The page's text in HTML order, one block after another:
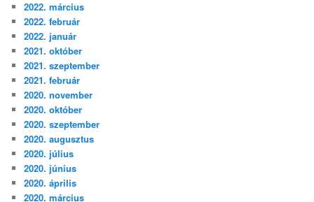
2022. március
2022. február
2022. január
2021. október
2021. szeptember
2021. február
2020. november
2020. október
2020. szeptember
2020. augusztus
2020. július
2020. június
2020. április
2020. március